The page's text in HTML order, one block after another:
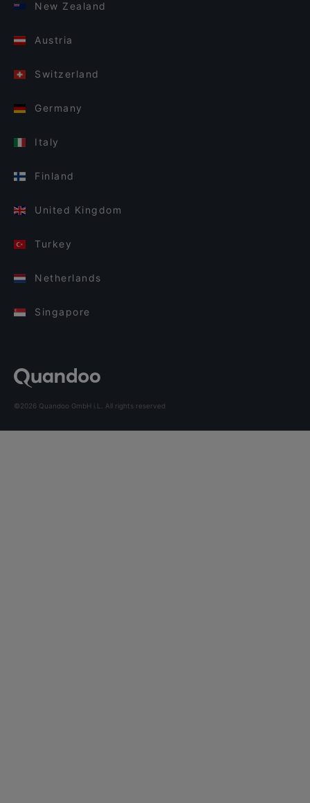
New Zealand
Austria
Switzerland
Germany
Italy
Finland
United Kingdom
Turkey
Netherlands
Singapore
©2026 Quandoo GmbH i.L. All rights reserved